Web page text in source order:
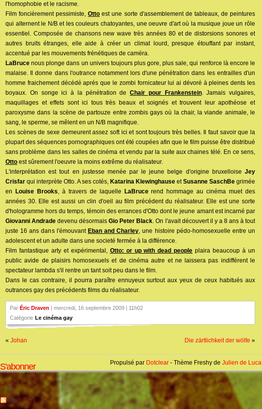
l'homophobie et le racisme.
Film foncièrement pessimiste,Otto est une sorte d'assemblement de tableaux, de peintures
qui alternent le N/B et les couleurs chatoyantes, une oeuvre d'art où la musique joue un rôle
essentiel. Composée de chansons new wave très années 80 et de distorsions sonores et
autres bruits étranges, elle aide à créer un climat lourd, presque étouffant par instant,
accentué par les mouvements frénétiques de caméra.
LaBruce nous plonge dans un univers toujours plus gore, plus sale, qui renforce là encore le
malaise. Il donne dans l'outrance notamment lors d'une pénétration dans les entrailles d'un
homme fraichement décédé aprés que le zombi fornicateur lui ai dévoré à pleines dents les
boyaux. On songe ici à la pénétration de Chair pour Frankenstein. Jamais vulgaires,
maquillages et effets sont ici tous très beaux et soignés et trouvent leur apothéose et
paroxysme dans la scène de partouze entre zombis gays où la chair, la viande animale, le
sang, le sperme, se mêlent en un N/B magnifique.
Les scènes de sexe demeurent assez soft ici et sont toujours très belles. Il faut savoir que la
plupart des séquences pornographiques ont été coupées afin que le film puisse être distribué
sans problème dans les salles de cinéma et vendu par la suite aux chaines télé. En ce sens,
Otto est sûrement l'oeuvre la moins extrême du réalisateur.
L'interprétation est tout en justesse menée par le jeune belge d'origine bruxelloise Jey
Crisfar qui interprète Otto. A ses cotés, Katarina Klewinghause etSusanne SaschBe grimée
en
Louise Brooks, à travers de laquelle LaBrucerend hommage au cinéma muet des
années 30. Elle est aussi un clin d'oeil au film précédent du réalisateur. Elle est une sorte
d'hologramme hors du temps, témoin des errances d'Otto dont le jeune amant est incarné par
Giovanni Andrade devenu désormaisGio Peter Black. On l'avait découvert il y a 8 ans à tout
juste 16 ans dans l'émouvant Eban and Charley, une histoire pédo-homosexuelle entre un
adolescent et un adulte dans une societé fermée à la différence.
Film fantastique arty et expérimental, Otto: or up with dead people plaira beaucoup à un
public avide de plaisirs homosexuels et de cinéma autre et ne laissera pas indifférent le
spectateur lambda s'il rentre un tant soit peu dans le film.
Dans le cas contraire, il pourra paraître ennuyeux surtout aux yeux de ceux habitués aux
outrances gay des précédents films du réalisateur.
Par Éric Draven | mercredi, 16 septembre 2009 | 11h02
Catégorie Le cinéma gay
« Johan Die zärtlichkeit der wölfe »
S'abonner
Fil
des
Propulsé par Dotclear - Thème Freshy de Julien de Luca